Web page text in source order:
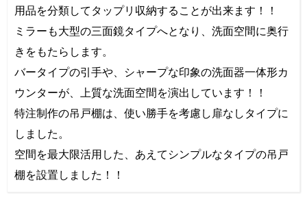
用品を分類してタップリ収納することが出来ます！！
ミラーも大型の三面鏡タイプへとなり、洗面空間に奥行
きをもたらします。
バータイプの引手や、シャープな印象の洗面器一体形カ
ウンターが、上質な洗面空間を演出しています！！
特注制作の吊戸棚は、使い勝手を考慮し扉なしタイプに
しました。
空間を最大限活用した、あえてシンプルなタイプの吊戸
棚を設置しました！！